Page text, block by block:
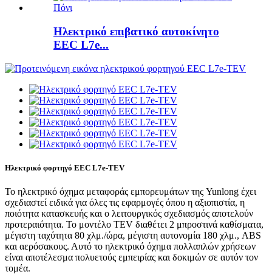
Ηλεκτρικό επιβατικό αυτοκίνητο
EEC L7e...
Ηλεκτρικό φορτηγό EEC L7e-TEV
Το ηλεκτρικό όχημα μεταφοράς εμπορευμάτων της Yunlong έχει
σχεδιαστεί ειδικά για όλες τις εφαρμογές όπου η αξιοπιστία, η
ποιότητα κατασκευής και ο λειτουργικός σχεδιασμός αποτελούν
προτεραιότητα. Το μοντέλο TEV διαθέτει 2 μπροστινά καθίσματα,
μέγιστη ταχύτητα 80 χλμ./ώρα, μέγιστη αυτονομία 180 χλμ., ABS
και αερόσακους. Αυτό το ηλεκτρικό όχημα πολλαπλών χρήσεων
είναι αποτέλεσμα πολυετούς εμπειρίας και δοκιμών σε αυτόν τον
τομέα.